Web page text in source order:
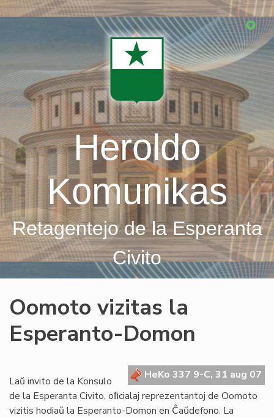
Skip
Heroldo
Komunikas
Retagentejo de la Esperanta
Civito
Oomoto vizitas la
Esperanto-Domon
HeKo 337 9-C, 31 aug 07
Laŭ invito de la Konsulo
de la Esperanta Civito, oﬁcialaj reprezentantoj de Oomoto
vizitis hodiaŭ la Esperanto-Domon en Ĉaŭdefono. La